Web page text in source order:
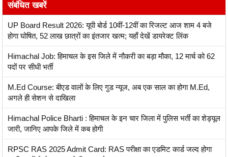
संबंधित खबरें
UP Board Result 2026: यूपी बोर्ड 10वीं-12वीं का रिजल्ट आज शाम 4 बजे
होगा घोषित, 52 लाख छात्रों का इंतजार खत्म; यहाँ देखें डायरेक्ट लिंक
Himachal Job: हिमाचल के इस जिले में नौकरी का बड़ा मौका, 12 मार्च को 62
पदों पर सीधी भर्ती
M.Ed Course: बीएड वालों के लिए गुड न्यूज, अब एक साल का होगा M.Ed,
अगले ही सेशन से दाखिला
Himachal Police Bharti : हिमाचल के इन चार जिला में पुलिस भर्ती का शेड्यूल
जारी, जानिए आपके जिले में कब होगी
RPSC RAS 2025 Admit Card: RAS परीक्षा का एडमिट कार्ड जल्द होगा